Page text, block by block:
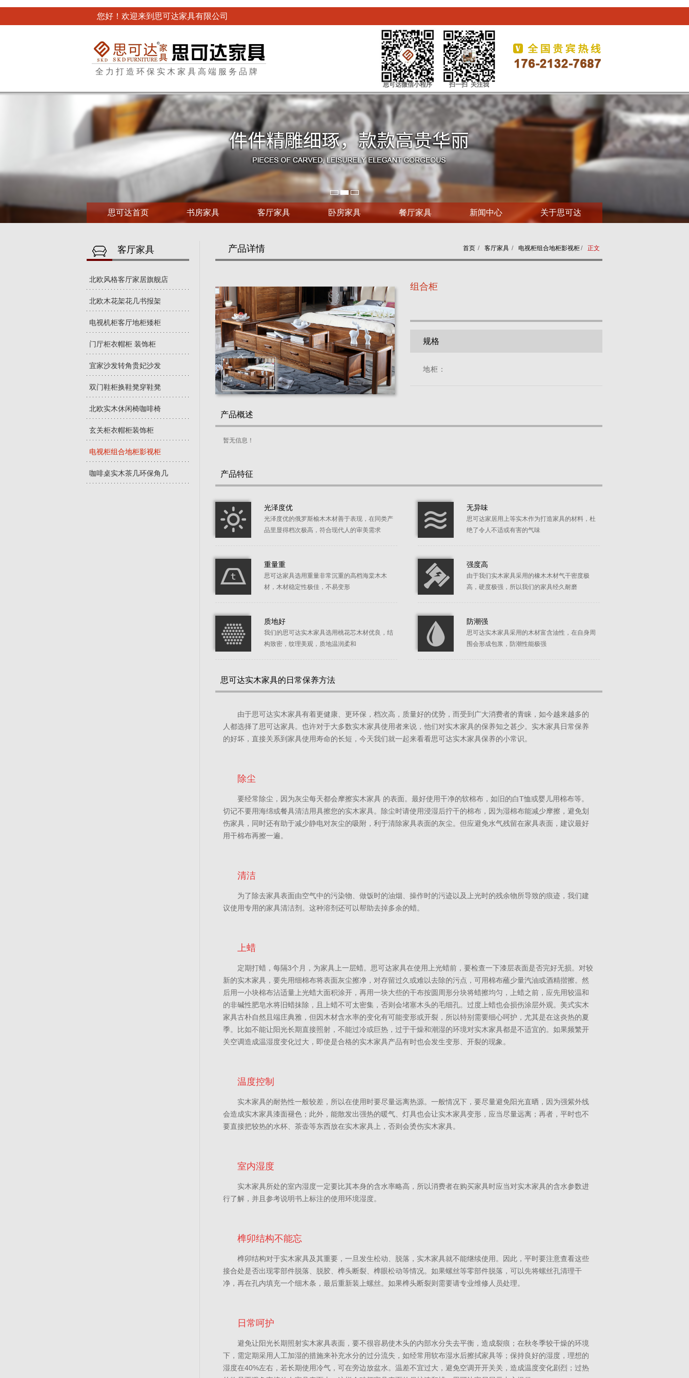
您好！欢迎来到思可达家具有限公司
全力打造环保实木家具高端服务品牌
思可达微信小程序 扫一扫 关注我
思可达首页 书房家具 客厅家具 卧房家具 餐厅家具 新闻中心 关于思可达
客厅家具
北欧风格客厅家居旗舰店
北欧木花架花几书报架
电视机柜客厅地柜矮柜
门厅柜衣帽柜 装饰柜
宜家沙发转角贵妃沙发
双门鞋柜换鞋凳穿鞋凳
北欧实木休闲椅咖啡椅
玄关柜衣帽柜装饰柜
电视柜组合地柜影视柜
咖啡桌实木茶几环保角几
产品详情 首页 / 客厅家具 / 电视柜组合地柜影视柜/ 正文
组合柜
规格
地柜：
产品概述
暂无信息！
产品特征
光泽度优
光泽度优的俄罗斯榆木木材善于表现，在同类产
品里显得档次极高，符合现代人的审美需求
无异味
思可达家居用上等实木作为打造家具的材料，杜
绝了令人不适或有害的气味
重量重
思可达家具选用重量非常沉重的高档海棠木木
材，木材稳定性极佳，不易变形
强度高
由于我们实木家具采用的橡木木材气干密度极
高，硬度极强，所以我们的家具经久耐磨
质地好
我们的思可达实木家具选用桃花芯木材优良，结
构致密，纹理美观，质地温润柔和
防潮强
思可达实木家具采用的木材富含油性，在自身周
围会形成包浆，防潮性能极强
思可达实木家具的日常保养方法
由于思可达实木家具有着更健康、更环保，档次高，质量好的优势，而受到广大消费者的青睐，如今越来越多的
人都选择了思可达家具。也许对于大多数实木家具使用者来说，他们对实木家具的保养知之甚少。实木家具日常保养
的好坏，直接关系到家具使用寿命的长短，今天我们就一起来看看思可达实木家具保养的小常识。
除尘
要经常除尘，因为灰尘每天都会摩擦实木家具 的表面。最好使用干净的软棉布，如旧的白T恤或婴儿用棉布等。
切记不要用海绵或餐具清洁用具擦您的实木家具。除尘时请使用浸湿后拧干的棉布，因为湿棉布能减少摩擦，避免划
伤家具，同时还有助于减少静电对灰尘的吸附，利于清除家具表面的灰尘。但应避免水气残留在家具表面，建议最好
用干棉布再擦一遍。
清洁
为了除去家具表面由空气中的污染物、做饭时的油烟、操作时的污迹以及上光时的残余物所导致的痕迹，我们建
议使用专用的家具清洁剂。这种溶剂还可以帮助去掉多余的蜡。
上蜡
定期打蜡，每隔3个月，为家具上一层蜡。思可达家具在使用上光蜡前，要检查一下漆层表面是否完好无损。对较
新的实木家具，要先用细棉布将表面灰尘擦净，对存留过久或难以去除的污点，可用棉布蘸少量汽油或酒精揩擦。然
后用一小块棉布沾适量上光蜡大面积涂开，再用一块大些的干布按圆周形分块将蜡擦均匀，上蜡之前，应先用较温和
的非碱性肥皂水将旧蜡抹除，且上蜡不可太密集，否则会堵塞木头的毛细孔。过度上蜡也会损伤涂层外观。美式实木
家具古朴自然且端庄典雅，但因木材含水率的变化有可能变形或开裂，所以特别需要细心呵护，尤其是在这炎热的夏
季。比如不能让阳光长期直接照射，不能过冷或巨热，过于干燥和潮湿的环境对实木家具都是不适宜的。如果频繁开
关空调造成温湿度变化过大，即使是合格的实木家具产品有时也会发生变形、开裂的现象。
温度控制
实木家具的耐热性一般较差，所以在使用时要尽量远离热源。一般情况下，要尽量避免阳光直晒，因为强紫外线
会造成实木家具漆面褪色；此外，能散发出强热的暖气、灯具也会让实木家具变形，应当尽量远离；再者，平时也不
要直接把较热的水杯、茶壶等东西放在实木家具上，否则会烫伤实木家具。
室内湿度
实木家具所处的室内湿度一定要比其本身的含水率略高，所以消费者在购买家具时应当对实木家具的含水参数进
行了解，并且参考说明书上标注的使用环境湿度。
榫卯结构不能忘
榫卯结构对于实木家具及其重要，一旦发生松动、脱落，实木家具就不能继续使用。因此，平时要注意查看这些
接合处是否出现零部件脱落、脱胶、榫头断裂、榫眼松动等情况。如果螺丝等零部件脱落，可以先将螺丝孔清理干
净，再在孔内填充一个细木条，最后重新装上螺丝。如果榫头断裂则需要请专业维修人员处理。
日常呵护
避免让阳光长期照射实木家具表面，要不很容易使木头的内部水分失去平衡，造成裂痕；在秋冬季较干燥的环境
下，需定期采用人工加湿的措施来补充水分的过分流失，如经常用软布湿水后擦拭家具等；保持良好的湿度，理想的
湿度在40%左右，若长期使用冷气，可在旁边放盆水。温差不宜过大，避免空调开开关关，造成温度变化剧烈；过热